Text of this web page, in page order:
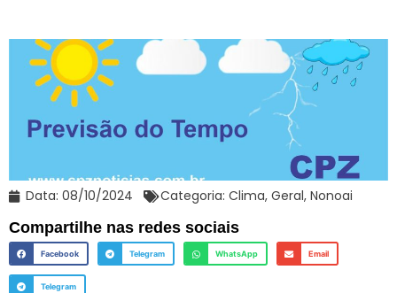
Data: 08/10/2024 Categoria: Clima, Geral, Nonoai
Compartilhe nas redes sociais
Facebook Telegram WhatsApp Email
Telegram